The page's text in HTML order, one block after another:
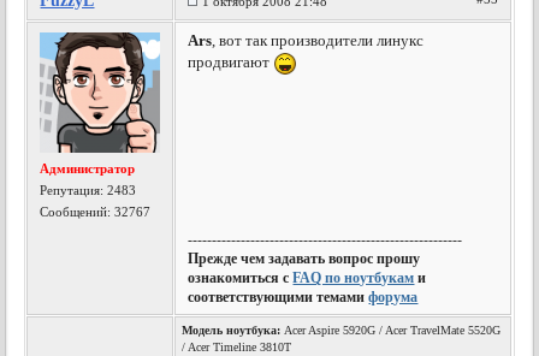
Администратор
Репутация:2483
Сообщений: 32767
Ars, вот так производители линукс
продвигают
---------------------------------------------------------
Прежде чем задавать вопрос прошу
ознакомиться сFAQ по ноутбукам и
соответствующими темамифорума
Модель ноутбука: Acer Aspire 5920G / Acer TravelMate 5520G
/ Acer Timeline 3810T